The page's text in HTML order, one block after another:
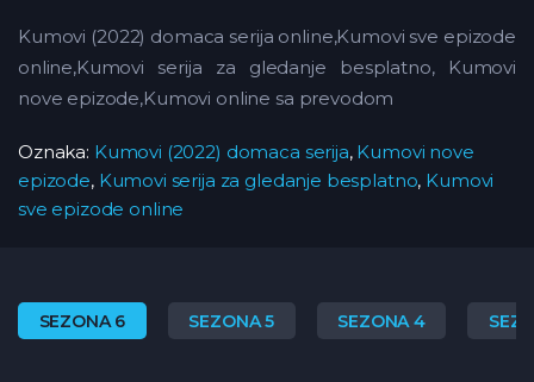
Kumovi (2022) domaca serija online,Kumovi sve epizode
online,Kumovi serija za gledanje besplatno, Kumovi
nove epizode,Kumovi online sa prevodom
Oznaka: Kumovi (2022) domaca serija, Kumovi nove
epizode, Kumovi serija za gledanje besplatno, Kumovi
sve epizode online
SEZONA 6 SEZONA 5 SEZONA 4